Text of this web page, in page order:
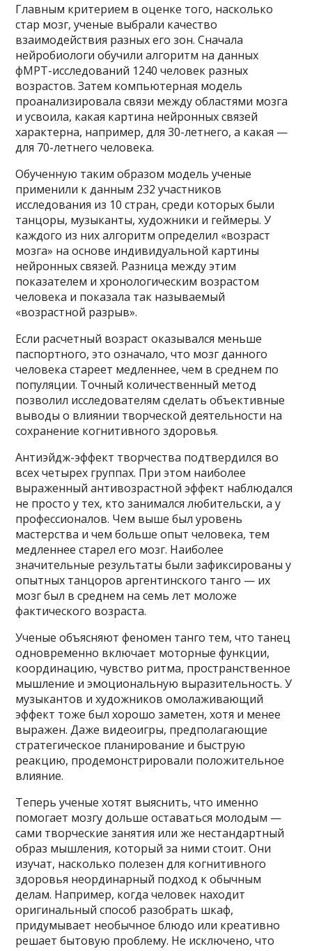
Главным критерием в оценке того, насколько
стар мозг, ученые выбрали качество
взаимодействия разных его зон. Сначала
нейробиологи обучили алгоритм на данных
фМРТ-исследований 1240 человек разных
возрастов. Затем компьютерная модель
проанализировала связи между областями мозга
и усвоила, какая картина нейронных связей
характерна, например, для 30-летнего, а какая —
для 70-летнего человека.
Обученную таким образом модель ученые
применили к данным 232 участников
исследования из 10 стран, среди которых были
танцоры, музыканты, художники и геймеры. У
каждого из них алгоритм определил «возраст
мозга» на основе индивидуальной картины
нейронных связей. Разница между этим
показателем и хронологическим возрастом
человека и показала так называемый
«возрастной разрыв».
Если расчетный возраст оказывался меньше
паспортного, это означало, что мозг данного
человека стареет медленнее, чем в среднем по
популяции. Точный количественный метод
позволил исследователям сделать объективные
выводы о влиянии творческой деятельности на
сохранение когнитивного здоровья.
Антиэйдж-эффект творчества подтвердился во
всех четырех группах. При этом наиболее
выраженный антивозрастной эффект наблюдался
не просто у тех, кто занимался любительски, а у
профессионалов. Чем выше был уровень
мастерства и чем больше опыт человека, тем
медленнее старел его мозг. Наиболее
значительные результаты были зафиксированы у
опытных танцоров аргентинского танго — их
мозг был в среднем на семь лет моложе
фактического возраста.
Ученые объясняют феномен танго тем, что танец
одновременно включает моторные функции,
координацию, чувство ритма, пространственное
мышление и эмоциональную выразительность. У
музыкантов и художников омолаживающий
эффект тоже был хорошо заметен, хотя и менее
выражен. Даже видеоигры, предполагающие
стратегическое планирование и быструю
реакцию, продемонстрировали положительное
влияние.
Теперь ученые хотят выяснить, что именно
помогает мозгу дольше оставаться молодым —
сами творческие занятия или же нестандартный
образ мышления, который за ними стоит. Они
изучат, насколько полезен для когнитивного
здоровья неординарный подход к обычным
делам. Например, когда человек находит
оригинальный способ разобрать шкаф,
придумывает необычное блюдо или креативно
решает бытовую проблему. Не исключено, что